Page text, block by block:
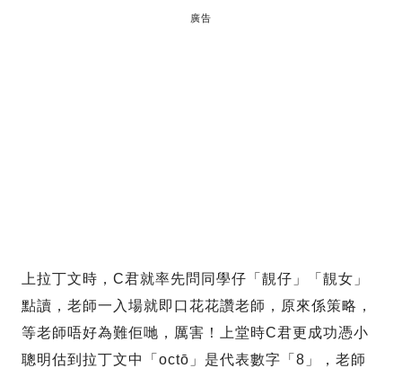
廣告
上拉丁文時，C君就率先問同學仔「靚仔」「靚女」
點讀，老師一入場就即口花花讚老師，原來係策略，
等老師唔好為難佢哋，厲害！上堂時C君更成功憑小
聰明估到拉丁文中「octō」是代表數字「8」，老師